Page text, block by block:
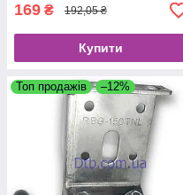
169 ₴ 192,05 ₴
Купити
Топ продажів –12%